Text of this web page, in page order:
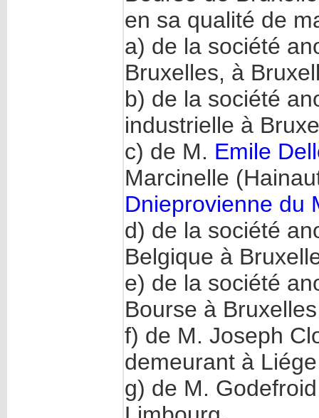
en sa qualité de
a) de la société
Bruxelles, à
b) de la société
industrielle à
c) de M. Emile
Marcinelle
Dnieprovienne du
d) de la société
Belgique à
e) de la société
Bourse à
f) de M. Joseph
demeurant à
g) de M.